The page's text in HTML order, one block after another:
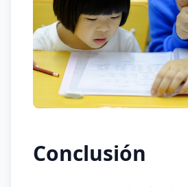
Conclusión